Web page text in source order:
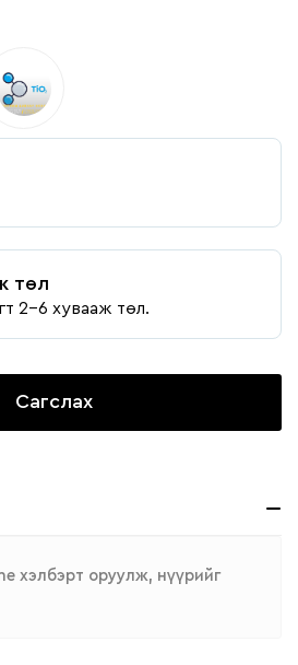
төл
2-6 хувааж төл.
Сагслах
хэлбэрт оруулж, нүүрийг